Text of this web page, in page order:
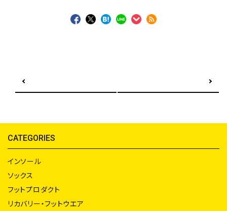
CATEGORIES
インソール
ソックス
フットプロダクト
リカバリー・フットウエア